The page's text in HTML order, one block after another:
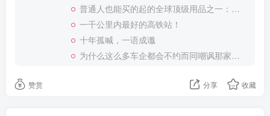
普通人也能买的起的全球顶级用品之一：WD-40润滑除锈剂！
一千公里内最好的高铁站！
十年孤喊，一语成谶
为什么这么多车企都会不约而同嘲讽那家说不得的车企？
赞赏 分享 收藏